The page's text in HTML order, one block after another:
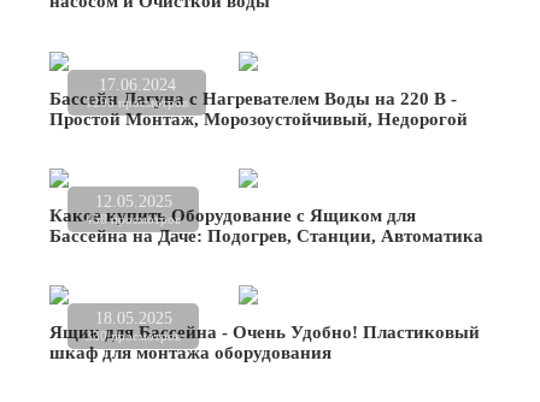
17.06.2024
1296 просмотров
Бассейн Лагуна с Нагревателем Воды на 220 В -
Простой Монтаж, Морозоустойчивый, Недорогой
12.05.2025
458 просмотров
Какое купить Оборудование с Ящиком для
Бассейна на Даче: Подогрев, Станции, Автоматика
18.05.2025
330 просмотров
Ящик для Бассейна - Очень Удобно! Пластиковый
шкаф для монтажа оборудования